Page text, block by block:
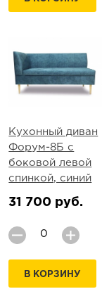
Кухонный диван
Форум-8Б с
боковой левой
спинкой, синий
31 700 руб.
В КОРЗИНУ